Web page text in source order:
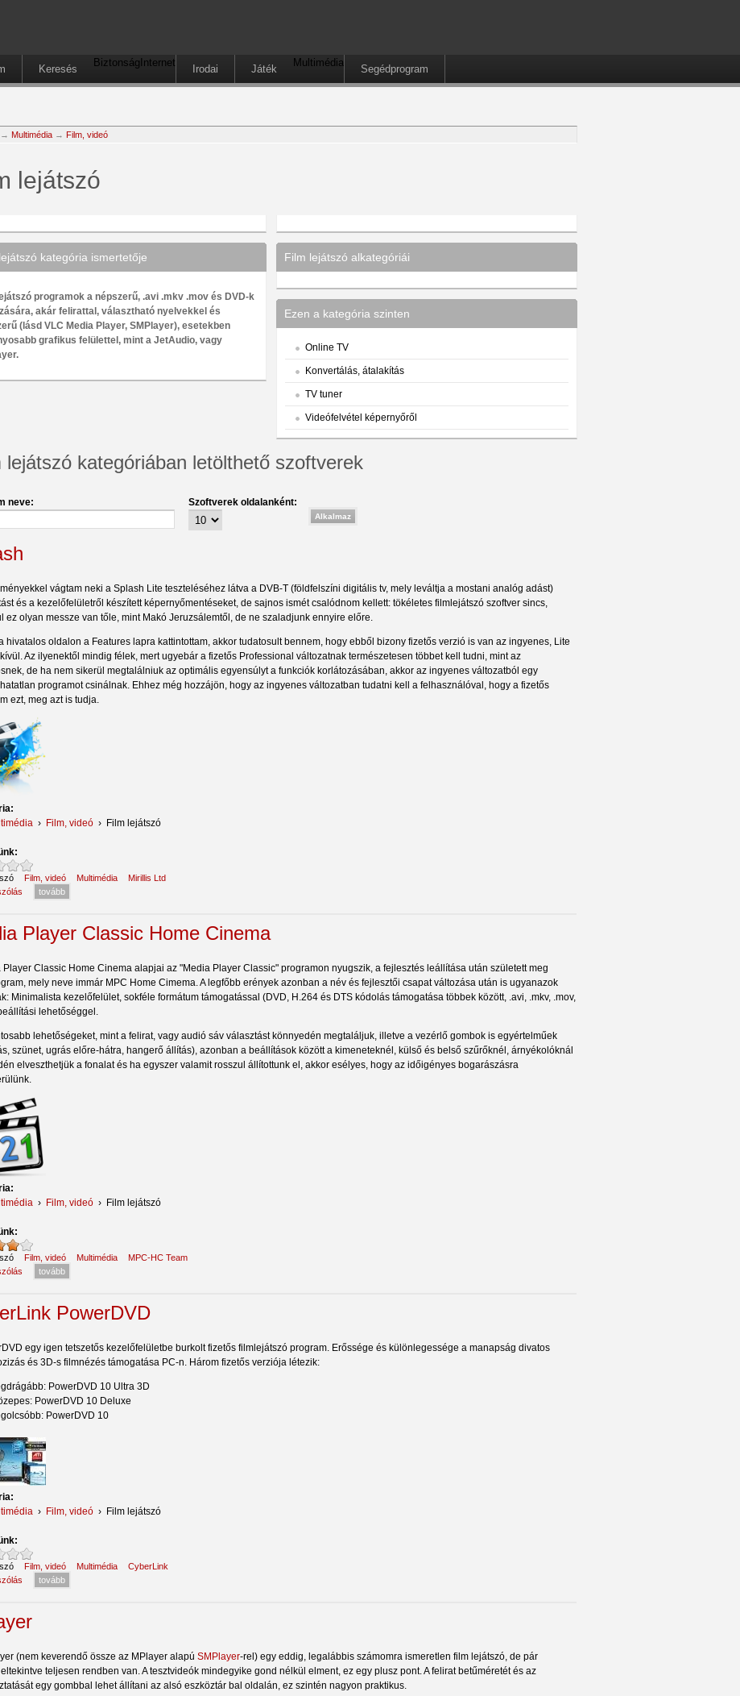
Keresés
Biztonság Internet
Irodai Játék
Multimédia
Segédprogram
→ Multimédia → Film, videó
lejátszó
kategória ismertetője
programok a népszerű, .avi .mkv .mov és DVD-k
akár felirattal, választható nyelvekkel és
(lásd VLC Media Player, SMPlayer), esetekben
grafikus felülettel, mint a JetAudio, vagy
Film lejátszó alkategóriái
Ezen a kategória szinten
Online TV
Konvertálás, átalakítás
TV tuner
Videófelvétel képernyőről
lejátszó kategóriában letölthető szoftverek
neve: Szoftverek oldalanként:
vágtam neki a Splash Lite teszteléséhez látva a DVB-T (földfelszíni digitális tv, mely leváltja a mostani analóg adást)
és a kezelőfelületről készített képernyőmentéseket, de sajnos ismét csalódnom kellett: tökéletes filmlejátszó szoftver sincs,
ez olyan messze van tőle, mint Makó Jeruzsálemtől, de ne szaladjunk ennyire előre.
hivatalos oldalon a Features lapra kattintottam, akkor tudatosult bennem, hogy ebből bizony fizetős verzió is van az ingyenes, Lite
Az ilyenektől mindig félek, mert ugyebár a fizetős Professional változatnak természetesen többet kell tudni, mint az
de ha nem sikerül megtalálniuk az optimális egyensúlyt a funkciók korlátozásában, akkor az ingyenes változatból egy
programot csinálnak. Ehhez még hozzájön, hogy az ingyenes változatban tudatni kell a felhasználóval, hogy a fizetős
ezt, meg azt is tudja.
› Film, videó › Film lejátszó
Film, videó Multimédia
Mirillis Ltd
tovább
Player Classic Home Cinema
Player Classic Home Cinema alapjai az "Media Player Classic" programon nyugszik, a fejlesztés leállítása után született meg
mely neve immár MPC Home Cimema. A legfőbb erények azonban a név és fejlesztői csapat változása után is ugyanazok
Minimalista kezelőfelület, sokféle formátum támogatással (DVD, H.264 és DTS kódolás támogatása többek között, .avi, .mkv, .mov,
lehetőséggel.
lehetőségeket, mint a felirat, vagy audió sáv választást könnyedén megtaláljuk, illetve a vezérlő gombok is egyértelműek
szünet, ugrás előre-hátra, hangerő állítás), azonban a beállítások között a kimeneteknél, külső és belső szűrőknél, árnyékolóknál
elveszthetjük a fonalat és ha egyszer valamit rosszul állítottunk el, akkor esélyes, hogy az időigényes bogarászásra
› Film, videó › Film lejátszó
Film, videó Multimédia
MPC-HC Team
tovább
PowerDVD
egy igen tetszetős kezelőfelületbe burkolt fizetős filmlejátszó program. Erőssége és különlegessége a manapság divatos
és 3D-s filmnézés támogatása PC-n. Három fizetős verziója létezik:
PowerDVD 10 Ultra 3D
PowerDVD 10 Deluxe
PowerDVD 10
› Film, videó › Film lejátszó
Film, videó Multimédia
CyberLink
tovább
(nem keverendő össze az MPlayer alapú SMPlayer-rel) egy eddig, legalábbis számomra ismeretlen film lejátszó, de pár
teljesen rendben van. A tesztvideók mindegyike gond nélkül elment, ez egy plusz pont. A felirat betűméretét és az
egy gombbal lehet állítani az alsó eszköztár bal oldalán, ez szintén nagyon praktikus.